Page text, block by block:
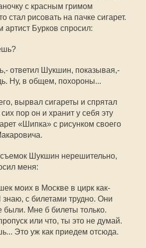
с красным гримом
стал рисовать на пачке сигарет.
Бурков спросил:
ответил Шукшин, показывая,-
Ну, в общем, похороны...
вырвал сигареты и спрятал
пор он и хранит у себя эту
«Шипка» с рисунком своего
Шукшин нерешительно,
меня:
моих в Москве в цирк как-
знаю, с билетами трудно. Они
были. Мне б билеты только.
или что, ты это не думай.
Это уж как приедем отсюда.